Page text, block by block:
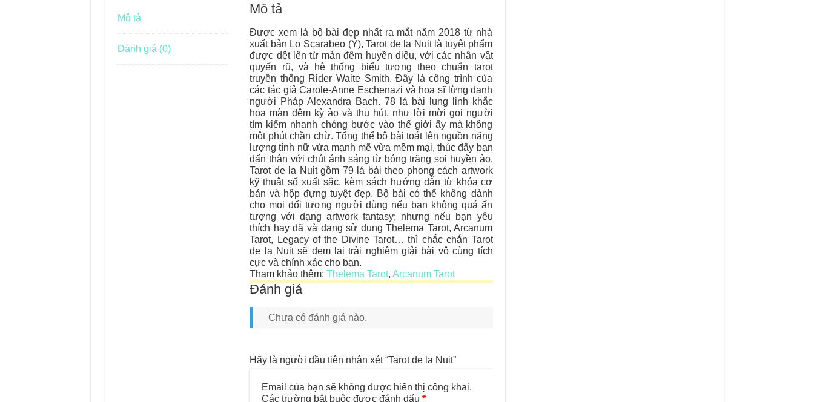
Mô tả
Đánh giá (0)
Mô tả
Được xem là bộ bài đẹp nhất ra mắt năm 2018 từ nhà
xuất bản Lo Scarabeo (Ý), Tarot de la Nuit là tuyệt phẩm
được dệt lên từ màn đêm huyền diệu, với các nhân vật
quyến rũ, và hệ thống biểu tượng theo chuẩn tarot
truyền thống Rider Waite Smith. Đây là công trình của
các tác giả Carole-Anne Eschenazi và họa sĩ lừng danh
người Pháp Alexandra Bach. 78 lá bài lung linh khắc
họa màn đêm kỳ ảo và thu hút, như lời mời gọi người
tìm kiếm nhanh chóng bước vào thế giới ấy mà không
một phút chần chừ. Tổng thể bộ bài toát lên nguồn năng
lượng tính nữ vừa mạnh mẽ vừa mềm mại, thúc đẩy bạn
dấn thân với chút ánh sáng từ bóng trăng soi huyền ảo.
Tarot de la Nuit gồm 79 lá bài theo phong cách artwork
kỹ thuật số xuất sắc, kèm sách hướng dẫn từ khóa cơ
bản và hộp đựng tuyệt đẹp. Bộ bài có thể không dành
cho mọi đối tượng người dùng nếu bạn không quá ấn
tượng với dạng artwork fantasy; nhưng nếu bạn yêu
thích hay đã và đang sử dụng Thelema Tarot, Arcanum
Tarot, Legacy of the Divine Tarot… thì chắc chắn Tarot
de la Nuit sẽ đem lại trải nghiệm giải bài vô cùng tích
cực và chính xác cho bạn.
Tham khảo thêm:Thelema Tarot,Arcanum Tarot
Đánh giá
Chưa có đánh giá nào.
Hãy là người đầu tiên nhận xét “Tarot de la Nuit”
Email của bạn sẽ không được hiển thị công khai.
Các trường bắt buộc được đánh dấu*